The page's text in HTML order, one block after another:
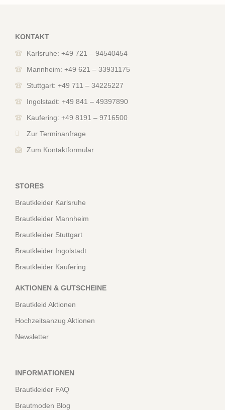
KONTAKT
Karlsruhe: +49 721 – 94540454
Mannheim: +49 621 – 33931175
Stuttgart: +49 711 – 34225227
Ingolstadt: +49 841 – 49397890
Kaufering: +49 8191 – 9716500
Zur Terminanfrage
Zum Kontaktformular
STORES
Brautkleider Karlsruhe
Brautkleider Mannheim
Brautkleider Stuttgart
Brautkleider Ingolstadt
Brautkleider Kaufering
AKTIONEN & GUTSCHEINE
Brautkleid Aktionen
Hochzeitsanzug Aktionen
Newsletter
INFORMATIONEN
Brautkleider FAQ
Brautmoden Blog